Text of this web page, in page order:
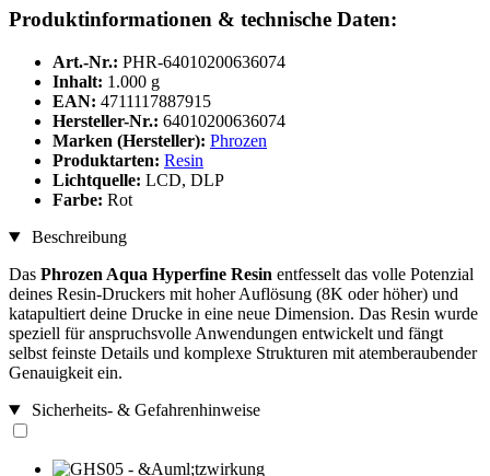
Produktinformationen & technische Daten:
Art.-Nr.: PHR-64010200636074
Inhalt: 1.000 g
EAN: 4711117887915
Hersteller-Nr.: 64010200636074
Marken (Hersteller): Phrozen
Produktarten: Resin
Lichtquelle: LCD, DLP
Farbe: Rot
Beschreibung
Das Phrozen Aqua Hyperfine Resin entfesselt das volle Potenzial
deines Resin-Druckers mit hoher Auflösung (8K oder höher) und
katapultiert deine Drucke in eine neue Dimension. Das Resin wurde
speziell für anspruchsvolle Anwendungen entwickelt und fängt
selbst feinste Details und komplexe Strukturen mit atemberaubender
Genauigkeit ein.
Sicherheits- & Gefahrenhinweise